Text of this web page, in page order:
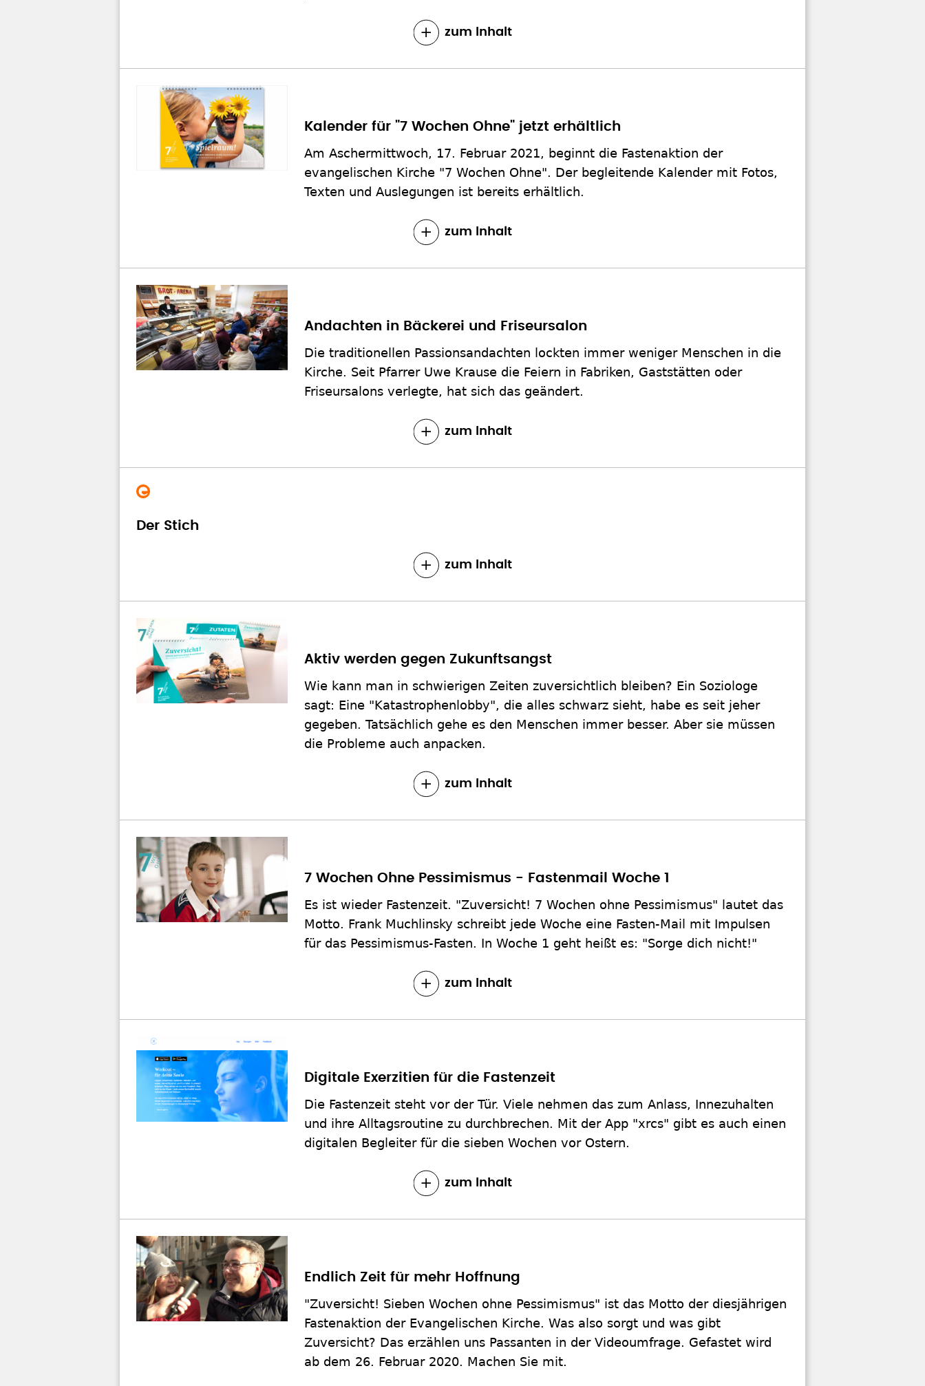
zum Inhalt
Kalender für "7 Wochen Ohne" jetzt erhältlich
Am Aschermittwoch, 17. Februar 2021, beginnt die Fastenaktion der
evangelischen Kirche "7 Wochen Ohne". Der begleitende Kalender mit Fotos,
Texten und Auslegungen ist bereits erhältlich.
zum Inhalt
Andachten in Bäckerei und Friseursalon
Die traditionellen Passionsandachten lockten immer weniger Menschen in die
Kirche. Seit Pfarrer Uwe Krause die Feiern in Fabriken, Gaststätten oder
Friseursalons verlegte, hat sich das geändert.
zum Inhalt
Der Stich
zum Inhalt
Aktiv werden gegen Zukunftsangst
Wie kann man in schwierigen Zeiten zuversichtlich bleiben? Ein Soziologe
sagt: Eine "Katastrophenlobby", die alles schwarz sieht, habe es seit jeher
gegeben. Tatsächlich gehe es den Menschen immer besser. Aber sie müssen
die Probleme auch anpacken.
zum Inhalt
7 Wochen Ohne Pessimismus - Fastenmail Woche 1
Es ist wieder Fastenzeit. "Zuversicht! 7 Wochen ohne Pessimismus" lautet das
Motto. Frank Muchlinsky schreibt jede Woche eine Fasten-Mail mit Impulsen
für das Pessimismus-Fasten. In Woche 1 geht heißt es: "Sorge dich nicht!"
zum Inhalt
Digitale Exerzitien für die Fastenzeit
Die Fastenzeit steht vor der Tür. Viele nehmen das zum Anlass, Innezuhalten
und ihre Alltagsroutine zu durchbrechen. Mit der App "xrcs" gibt es auch einen
digitalen Begleiter für die sieben Wochen vor Ostern.
zum Inhalt
Endlich Zeit für mehr Hoffnung
"Zuversicht! Sieben Wochen ohne Pessimismus" ist das Motto der diesjährigen
Fastenaktion der Evangelischen Kirche. Was also sorgt und was gibt
Zuversicht? Das erzählen uns Passanten in der Videoumfrage. Gefastet wird
ab dem 26. Februar 2020. Machen Sie mit.